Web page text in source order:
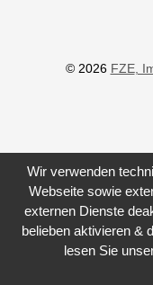
© 2026 FZE,
Wir verwenden
Webseite sowie
externen Dienste
belieben aktivieren &
lesen Sie